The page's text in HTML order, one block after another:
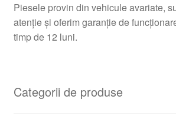
Piesele provin din vehicule avariate,
atenție și oferim garanție de
timp de 12 luni.
Categorii de produse